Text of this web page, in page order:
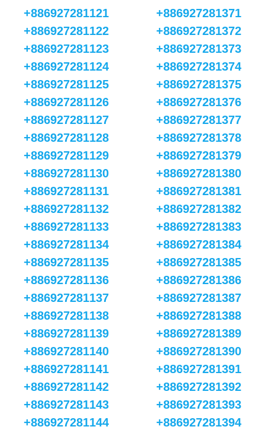
+886927281121
+886927281122
+886927281123
+886927281124
+886927281125
+886927281126
+886927281127
+886927281128
+886927281129
+886927281130
+886927281131
+886927281132
+886927281133
+886927281134
+886927281135
+886927281136
+886927281137
+886927281138
+886927281139
+886927281140
+886927281141
+886927281142
+886927281143
+886927281144
+886927281371
+886927281372
+886927281373
+886927281374
+886927281375
+886927281376
+886927281377
+886927281378
+886927281379
+886927281380
+886927281381
+886927281382
+886927281383
+886927281384
+886927281385
+886927281386
+886927281387
+886927281388
+886927281389
+886927281390
+886927281391
+886927281392
+886927281393
+886927281394